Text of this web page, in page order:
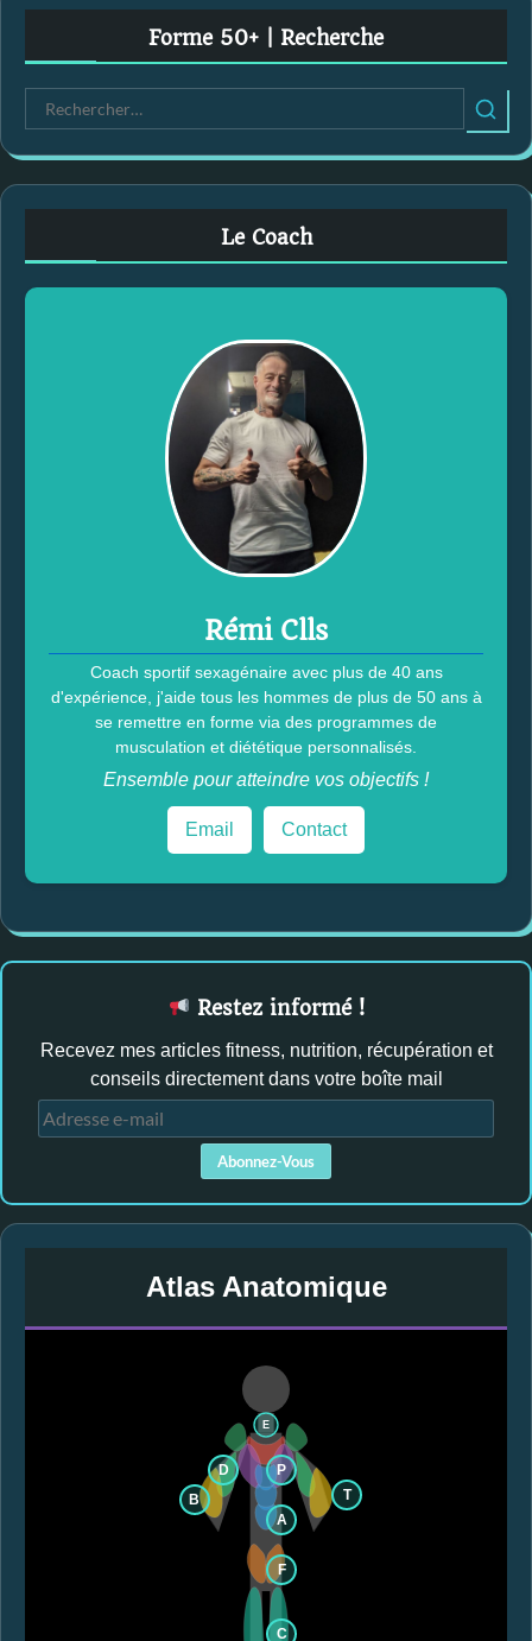
Forme 50+ | Recherche
e
c
h
e
h
Le Coach
Rémi Clls
Coach sportif sexagénaire avec plus de 40 ans
d'expérience, j'aide tous les hommes de plus de 50 ans à
se remettre en forme via des programmes de
musculation et diététique personnalisés.
Ensemble pour atteindre vos objectifs !
Email Contact
Restez informé !
Recevez mes articles fitness, nutrition, récupération et
conseils directement dans votre boîte mail
A
d
s
s
Abonnez-Vous
Atlas Anatomique
E
P
D
B
T
A
F
C